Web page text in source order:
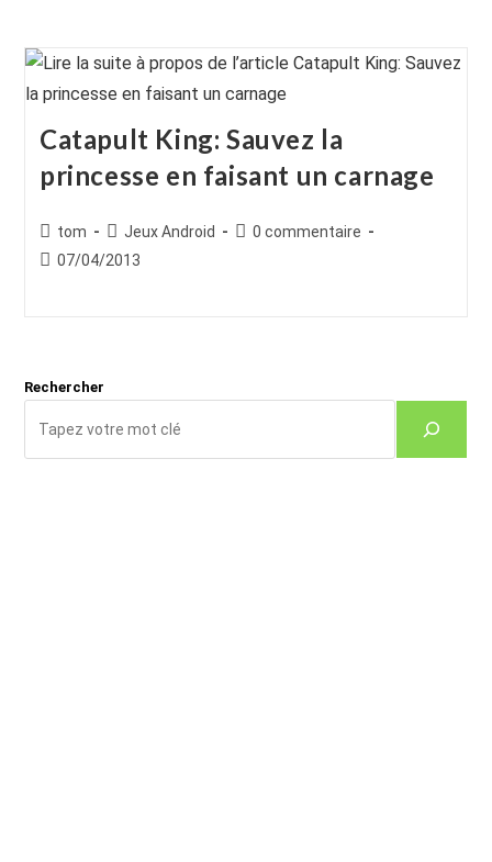
Catapult King: Sauvez la
princesse en faisant un carnage
Auteur/autrice
de
tom
Post
category:
Jeux Android
Commentaires
0 commentaire
Publication
07/04/2013
Rechercher